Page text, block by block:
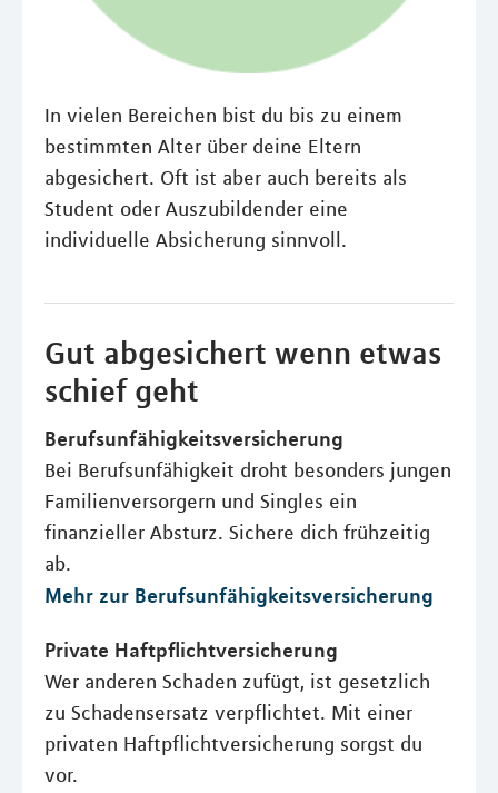
In vielen Bereichen bist du bis zu einem
bestimmten Alter über deine Eltern
abgesichert. Oft ist aber auch bereits als
Student oder Auszubildender eine
individuelle Absicherung sinnvoll.
Gut abgesichert wenn etwas
schief geht
Berufsunfähigkeitsversicherung
Bei Berufsunfähigkeit droht besonders jungen
Familienversorgern und Singles ein
finanzieller Absturz. Sichere dich frühzeitig
ab.
Mehr zur Berufsunfähigkeitsversicherung
Private Haftpflichtversicherung
Wer anderen Schaden zufügt, ist gesetzlich
zu Schadensersatz verpflichtet. Mit einer
privaten Haftpflichtversicherung sorgst du
vor.